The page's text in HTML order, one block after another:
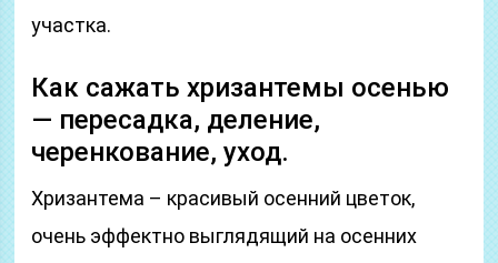
участка.
Как сажать хризантемы осенью
— пересадка, деление,
черенкование, уход.
Хризантема – красивый осенний цветок,
очень эффектно выглядящий на осенних